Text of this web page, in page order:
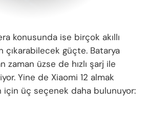
konusunda ise birçok akıllı
güçte. Batarya
zaman üzse de hızlı şarj ile
Yine de Xiaomi 12 almak
için üç seçenek daha bulunuyor: